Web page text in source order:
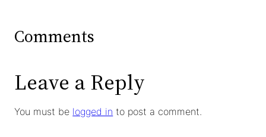
Comments
Leave a Reply
You must be logged in to post a comment.